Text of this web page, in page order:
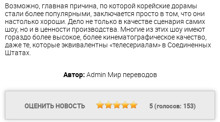
Возможно, главная причина, по которой корейские дорамы
стали более популярными, заключается просто в том, что они
настолько хороши. Дело не только в качестве сценария самих
шоу, но и в ценности производства. Многие из этих шоу имеют
гораздо более высокое, более кинематографическое качество,
даже те, которые эквивалентны «телесериалам» в Соединенных
Штатах.
Автор: Admin Мир переводов
ОЦЕНИТЬ НОВОСТЬ 5(голосов: 153)